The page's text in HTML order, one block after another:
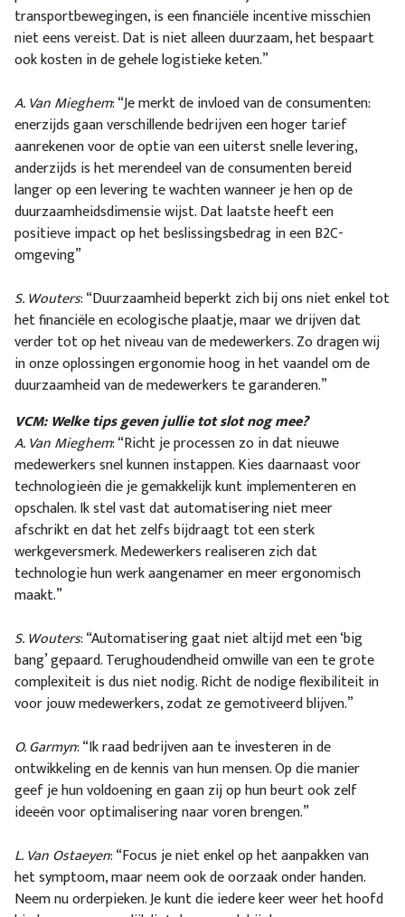
transportbewegingen, is een financiële incentive misschien
niet eens vereist. Dat is niet alleen duurzaam, het bespaart
ook kosten in de gehele logistieke keten.”
A. Van Mieghem: “Je merkt de invloed van de consumenten:
enerzijds gaan verschillende bedrijven een hoger tarief
aanrekenen voor de optie van een uiterst snelle levering,
anderzijds is het merendeel van de consumenten bereid
langer op een levering te wachten wanneer je hen op de
duurzaamheidsdimensie wijst. Dat laatste heeft een
positieve impact op het beslissingsbedrag in een B2C-
omgeving”
S. Wouters: “Duurzaamheid beperkt zich bij ons niet enkel tot
het financiële en ecologische plaatje, maar we drijven dat
verder tot op het niveau van de medewerkers. Zo dragen wij
in onze oplossingen ergonomie hoog in het vaandel om de
duurzaamheid van de medewerkers te garanderen.”
VCM: Welke tips geven jullie tot slot nog mee?
A. Van Mieghem: “Richt je processen zo in dat nieuwe
medewerkers snel kunnen instappen. Kies daarnaast voor
technologieën die je gemakkelijk kunt implementeren en
opschalen. Ik stel vast dat automatisering niet meer
afschrikt en dat het zelfs bijdraagt tot een sterk
werkgeversmerk. Medewerkers realiseren zich dat
technologie hun werk aangenamer en meer ergonomisch
maakt.”
S. Wouters: “Automatisering gaat niet altijd met een ‘big
bang’ gepaard. Terughoudendheid omwille van een te grote
complexiteit is dus niet nodig. Richt de nodige flexibiliteit in
voor jouw medewerkers, zodat ze gemotiveerd blijven.”
O. Garmyn: “Ik raad bedrijven aan te investeren in de
ontwikkeling en de kennis van hun mensen. Op die manier
geef je hun voldoening en gaan zij op hun beurt ook zelf
ideeën voor optimalisering naar voren brengen.”
L. Van Ostaeyen: “Focus je niet enkel op het aanpakken van
het symptoom, maar neem ook de oorzaak onder handen.
Neem nu orderpieken. Je kunt die iedere keer weer het hoofd